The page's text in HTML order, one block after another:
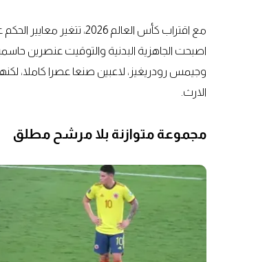
مع اقتراب كأس العالم
اصبحت الجاهزية البدنية والتوقيت عنصرين
وجيمس رودريغيز، لاعبين صنعا عصرا كاملا،
الارث.
مجموعة متوازنة بلا مرشح مطلق